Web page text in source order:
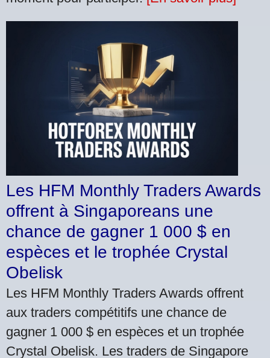
Les HFM Monthly Traders Awards
offrent à Singaporeans une
chance de gagner 1 000 $ en
espèces et le trophée Crystal
Obelisk
Les HFM Monthly Traders Awards offrent
aux traders compétitifs une chance de
gagner 1 000 $ en espèces et un trophée
Crystal Obelisk. Les traders de Singapore